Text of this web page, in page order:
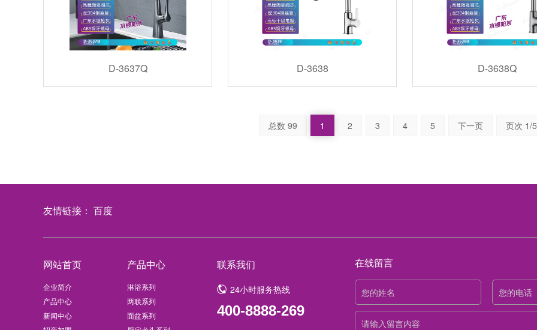
D-3637Q D-3638 D-3638Q
总数 99 1 2 3 4 5 下一页 页次 1/5
友情链接： 百度
网站首页
企业简介
产品中心
新闻中心
产品中心
淋浴系列
两联系列
面盆系列
联系我们
24小时服务热线
400-8888-269
在线留言